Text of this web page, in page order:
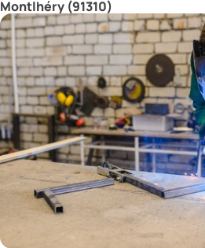
Montlhéry (91310)